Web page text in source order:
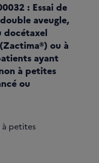
: Essai de
aveugle,
docétaxel
ou à
ayant
à petites
ou
petites